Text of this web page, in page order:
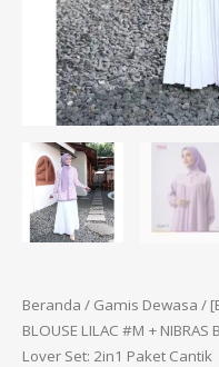
Beranda / Gamis Dewasa /
BLOUSE LILAC #M + NIBRAS
Lover Set: 2in1 Paket Cantik